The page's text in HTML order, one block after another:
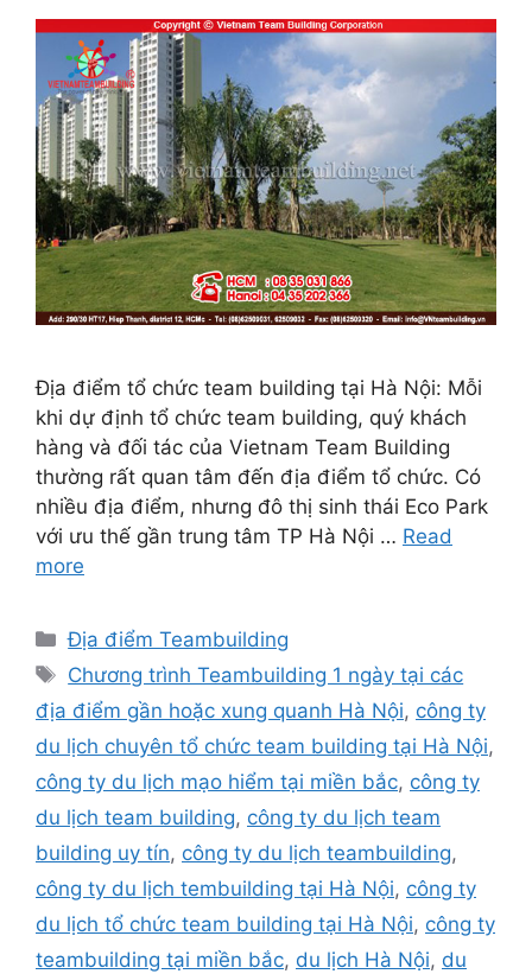
Địa điểm tổ chức team building tại Hà Nội: Mỗi
khi dự định tổ chức team building, quý khách
hàng và đối tác của Vietnam Team Building
thường rất quan tâm đến địa điểm tổ chức. Có
nhiều địa điểm, nhưng đô thị sinh thái Eco Park
với ưu thế gần trung tâm TP Hà Nội … Read
more
Categories
Địa điểm Teambuilding
Tags
Chương trình Teambuilding 1 ngày tại các
địa điểm gần hoặc xung quanh Hà Nội, công ty
du lịch chuyên tổ chức team building tại Hà Nội,
công ty du lịch mạo hiểm tại miền bắc, công ty
du lịch team building, công ty du lịch team
building uy tín, công ty du lịch teambuilding,
công ty du lịch tembuilding tại Hà Nội, công ty
du lịch tổ chức team building tại Hà Nội, công ty
teambuilding tại miền bắc, du lịch Hà Nội, du